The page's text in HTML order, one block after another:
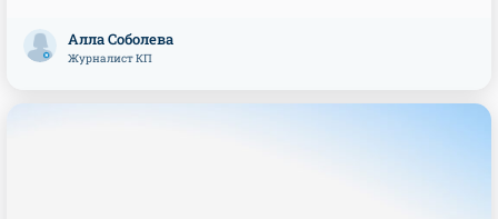
Алла Соболева
Журналист КП